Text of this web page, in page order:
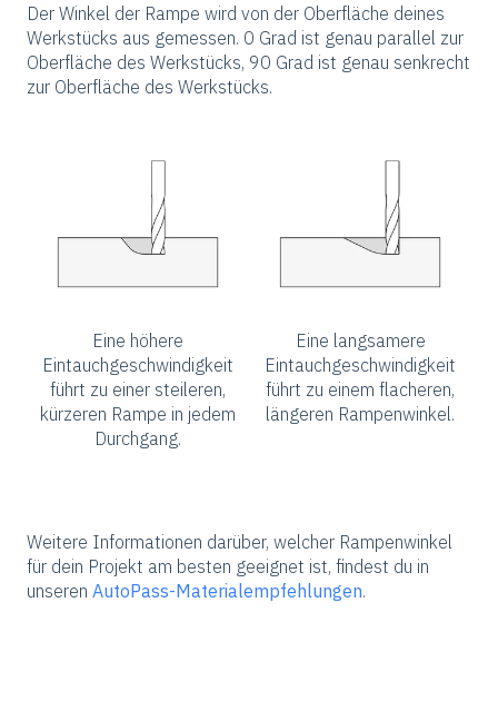
Der Winkel der Rampe wird von der Oberfläche deines
Werkstücks aus gemessen. 0 Grad ist genau parallel zur
Oberfläche des Werkstücks, 90 Grad ist genau senkrecht
zur Oberfläche des Werkstücks.
Eine höhere
Eintauchgeschwindigkeit
führt zu einer steileren,
kürzeren Rampe in jedem
Durchgang.
Eine langsamere
Eintauchgeschwindigkeit
führt zu einem flacheren,
längeren Rampenwinkel.
Weitere Informationen darüber, welcher Rampenwinkel
für dein Projekt am besten geeignet ist, findest du in
unseren AutoPass-Materialempfehlungen.